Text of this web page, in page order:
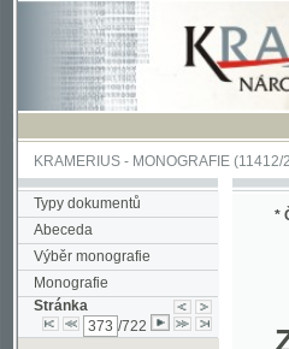
KRAMERIUS-MONOGRAFIE(11412/
Typy dokumentů
Abeceda
Výběr monografie
Monografie
Stránka
/722
PDF Vytvořit
*